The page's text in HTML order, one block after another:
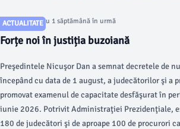
ACTUALITATE
Articol postat cu 1 săptămână în urmă
Forțe noi în justiția buzoiană
Preşedintele Nicuşor Dan a semnat decretele de
începând cu data de 1 august, a judecătorilor şi a
promovat examenul de capacitate desfăşurat în
iunie 2026. Potrivit Administraţiei Prezidenţiale,
180 de judecători şi de aproape 100 de procurori